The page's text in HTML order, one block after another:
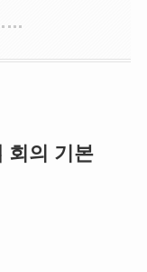
회의 기본